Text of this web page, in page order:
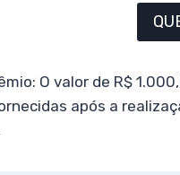
O valor de R$
após a